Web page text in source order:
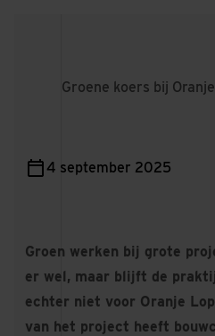
Groene koers bij
4 september 2025
Groen werken bij grote
er wel, maar blijft de
echter niet voor Oranje
van het project heeft